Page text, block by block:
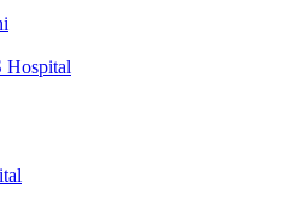
Hospital